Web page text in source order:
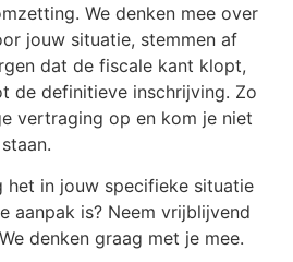
We denken mee over
jouw situatie, stemmen af
dat de fiscale kant klopt,
de definitieve inschrijving. Zo
vertraging op en kom je niet
het in jouw specifieke situatie
aanpak is? Neem vrijblijvend
denken graag met je mee.